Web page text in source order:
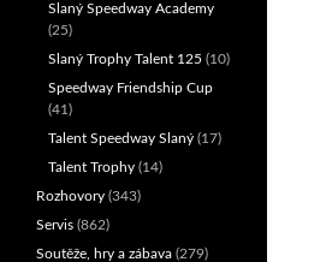
Slaný Speedway Academy
(25)
Slaný Trophy Talent 125 (10)
Speedway Friendship Cup
(41)
Talent Speedway Slaný (17)
Talent Trophy (14)
Rozhovory (343)
Servis (862)
Soutěže, hry a zábava (279)